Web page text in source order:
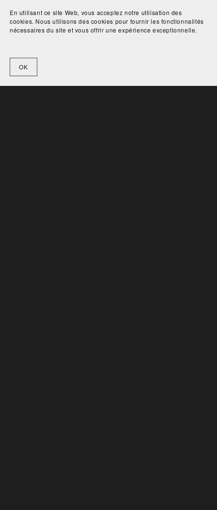
applicable dans le pays de résidence du vendeur.
Retour au blog
En utilisant ce site Web, vous acceptez notre utilisation des
cookies. Nous utilisons des cookies pour fournir les fonctionnalités
nécessaires du site et vous offrir une expérience exceptionnelle.
OK